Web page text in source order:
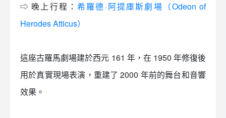
⇨ 晚上行程： 希羅德·阿提庫斯劇場（Odeon of
Herodes Atticus）
這座古羅馬劇場建於西元 161 年，在 1950 年修復後
用於真實現場表演，重建了 2000 年前的舞台和音響
效果。